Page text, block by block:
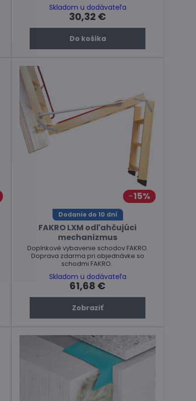
Skladom u dodávateľa
30,32 €
Do košíka
15%
Dodanie do 10 dní
FAKRO LXM odľahčujúci
mechanizmus
Doplnkové vybavenie schodov FAKRO.
Doprava zdarma pri objednávke so
schodmi FAKRO.
Skladom u dodávateľa
61,68 €
Zobraziť